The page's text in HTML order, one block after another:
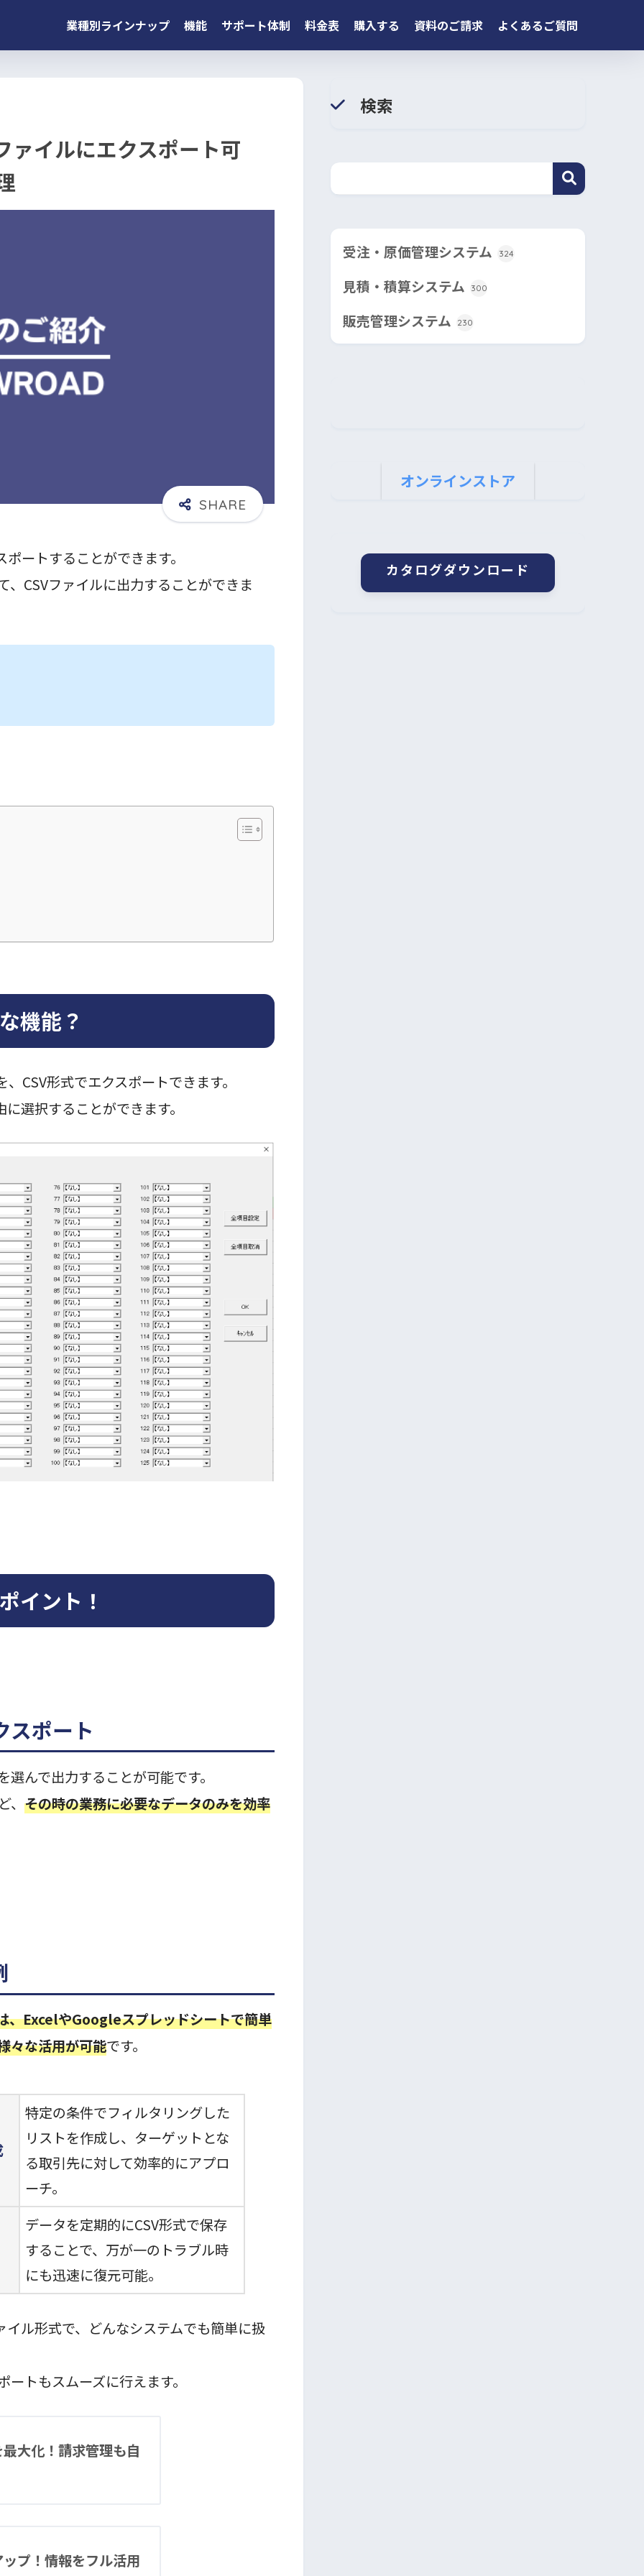
業種別ラインナップ 機能 サポート体制 料金表 購入する 資料のご請求 よくあるご質問
ァイルにエクスポート可
ートすることができます。
CSVファイルに出力することができま
機能？
CSV形式でエクスポートできます。
選択することができます。
イント！
スポート
んで出力することが可能です。
その時の業務に必要なデータのみを効率
、ExcelやGoogleスプレッドシートで簡単
々な活用が可能です。
特定の条件でフィルタリングした
リストを作成し、ターゲットとな
る取引先に対して効率的にアプロ
ーチ。
データを定期的にCSV形式で保存
することで、万が一のトラブル時
にも迅速に復元可能。
ル形式で、どんなシステムでも簡単に扱
トもスムーズに行えます。
大化！請求管理も自
プ！情報をフル活用
検索
受注・原価管理システム 324
見積・積算システム 300
販売管理システム 230
オンラインストア
カタログダウンロード